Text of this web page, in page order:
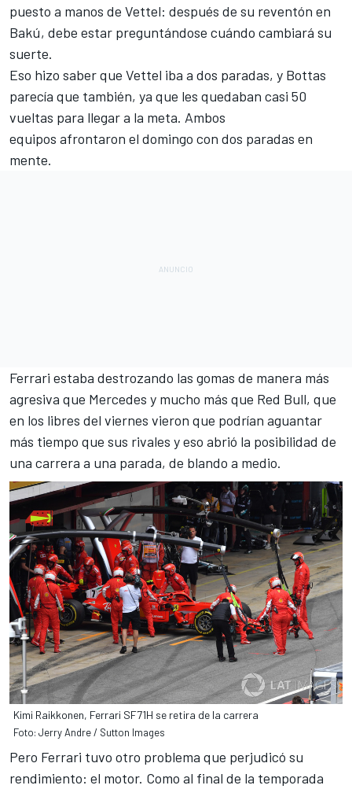
puesto a manos de Vettel: después de su reventón en
Bakú, debe estar preguntándose cuándo cambiará su
suerte.
Eso hizo saber que Vettel iba a dos paradas, y Bottas
parecía que también, ya que les quedaban casi 50
vueltas para llegar a la meta. Ambos
equipos afrontaron el domingo con dos paradas en
mente.
Ferrari estaba destrozando las gomas de manera más
agresiva que Mercedes y mucho más que Red Bull, que
en los libres del viernes vieron que podrían aguantar
más tiempo que sus rivales y eso abrió la posibilidad de
una carrera a una parada, de blando a medio.
Kimi Raikkonen, Ferrari SF71H se retira de la carrera
Foto: Jerry Andre / Sutton Images
Pero Ferrari tuvo otro problema que perjudicó su
rendimiento: el motor. Como al final de la temporada